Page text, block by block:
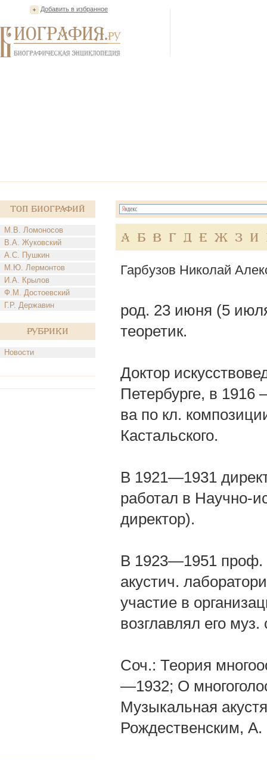
Добавить в избранное
Топ Биографий
М.В. Ломоносов
В.А. Жуковский
А.С. Пушкин
М.Ю. Лермонтов
И.А. Крылов
Ф.М. Достоевский
Г.Р. Державин
Рубрики
Новости
А Б В Г Д Е Ж З И
Гарбузов Николай
род. 23 июня (5
теоретик.
Доктор
Петербурге, в
ва по кл.
Кастальского.
В 1921—1931
работал в Научно-
директор).
В 1923—1951 проф.
акустич.
участие в
возглавлял его муз.
Соч.: Теория
—1932; О
Музыкальная
Рождественским,